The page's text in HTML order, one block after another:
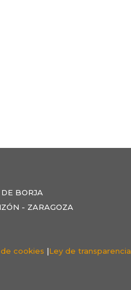
BORJA
- ZARAGOZA
cookies |Ley de transparencia